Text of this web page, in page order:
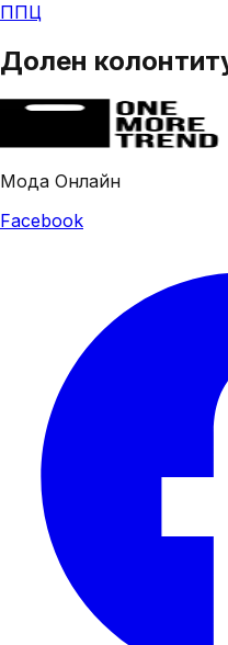
ППЦ
Долен
Мода Онлайн
Facebook